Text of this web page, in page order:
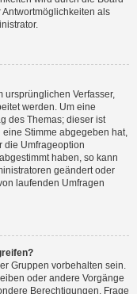
als
ursprünglichen Verfasser,
werden. Um eine
des Themas; dieser ist
Stimme abgegeben hat,
die Umfrageoption
haben, so kann
geändert oder
laufenden Umfragen
Gruppen vorbehalten sein.
oder andere Vorgänge
Berechtigungen. Frage